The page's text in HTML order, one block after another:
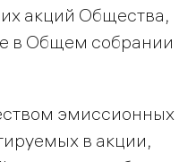
акций Общества,
в Общем собрании
эмиссионных
в акции,